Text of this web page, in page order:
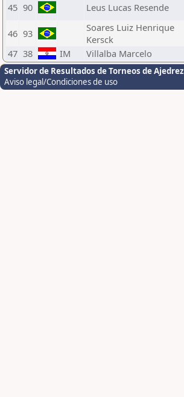
45 90 Leus Lucas Resende
46 93
Soares Luiz Henrique
Kersck
47 38 IM Villalba Marcelo
Servidor de Resultados de Torneos de Ajedrez
Aviso legal/Condiciones de uso